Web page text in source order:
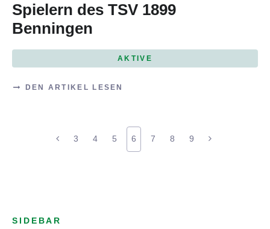
Spielern des TSV 1899
Benningen
AKTIVE
DEN ARTIKEL LESEN
3 4 5 6 7 8 9
SIDEBAR